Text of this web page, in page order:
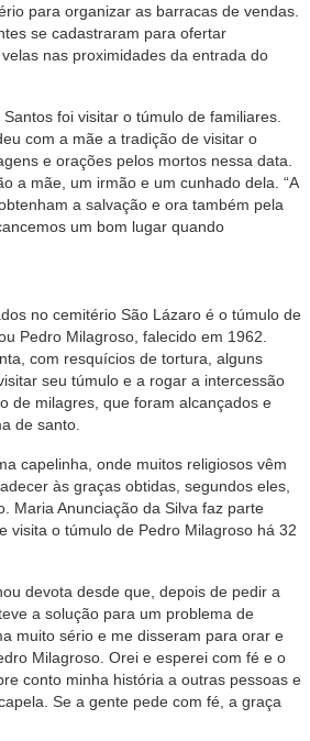
para organizar as barracas de vendas.
se cadastraram para ofertar
nas proximidades da entrada do
foi visitar o túmulo de familiares.
com a mãe a tradição de visitar o
e orações pelos mortos nessa data.
a mãe, um irmão e um cunhado dela. “A
a salvação e ora também pela
um bom lugar quando
no cemitério São Lázaro é o túmulo de
Pedro Milagroso, falecido em 1962.
com resquícios de tortura, alguns
seu túmulo e a rogar a intercessão
de milagres, que foram alcançados e
de santo.
capelinha, onde muitos religiosos vêm
às graças obtidas, segundos eles,
Maria Anunciação da Silva faz parte
visita o túmulo de Pedro Milagroso há 32
devota desde que, depois de pedir a
a solução para um problema de
muito sério e me disseram para orar e
Milagroso. Orei e esperei com fé e o
conto minha história a outras pessoas e
Se a gente pede com fé, a graça